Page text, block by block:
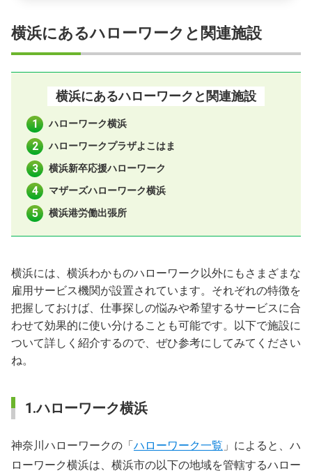
横浜にあるハローワークと関連施設
横浜にあるハローワークと関連施設
ハローワーク横浜
ハローワークプラザよこはま
横浜新卒応援ハローワーク
マザーズハローワーク横浜
横浜港労働出張所
横浜には、横浜わかものハローワーク以外にもさまざまな
雇用サービス機関が設置されています。それぞれの特徴を
把握しておけば、仕事探しの悩みや希望するサービスに合
わせて効果的に使い分けることも可能です。以下で施設に
ついて詳しく紹介するので、ぜひ参考にしてみてください
ね。
1.ハローワーク横浜
神奈川ハローワークの「 ハローワーク一覧 」によると、ハ
ローワーク横浜は、横浜市の以下の地域を管轄するハロー